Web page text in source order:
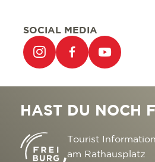
SOCIAL MEDIA
HAST DU NOCH
Tourist Information
am Rathausplatz